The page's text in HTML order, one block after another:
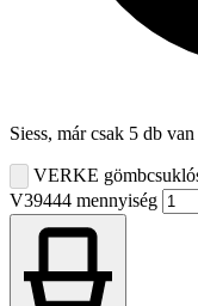
Siess, már csak 5 db
VERKE
V39444 mennyiség